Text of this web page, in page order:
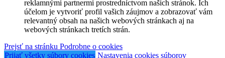
reklamnými partnermi prostredníctvom našich stránok. Ich
účelom je vytvoriť profil vašich záujmov a zobrazovať vám
relevantný obsah na našich webových stránkach aj na
webových stránkach tretích strán.
Prejsť na stránku Podrobne o cookies
Prijať všetky súbory cookies Nastavenia cookies súborov